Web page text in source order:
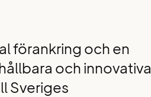
förankring och en
och innovativa
Sveriges